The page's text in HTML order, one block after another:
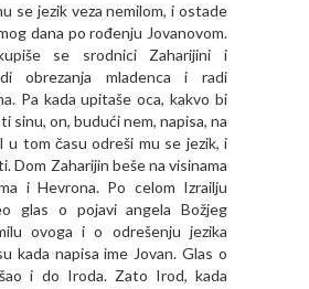
se jezik veza nemilom, i ostade
dana po rođenju Jovanovom.
se srodnici Zaharijini i
obrezanja mladenca i radi
Pa kada upitaše oca, kakvo bi
sinu, on, budući nem, napisa, na
u tom času odreši mu se jezik, i
Dom Zaharijin beše na visinama
i Hevrona. Po celom Izrailju
glas o pojavi angela Božjeg
ovoga i o odrešenju jezika
kada napisa ime Jovan. Glas o
i do Iroda. Zato Irod, kada